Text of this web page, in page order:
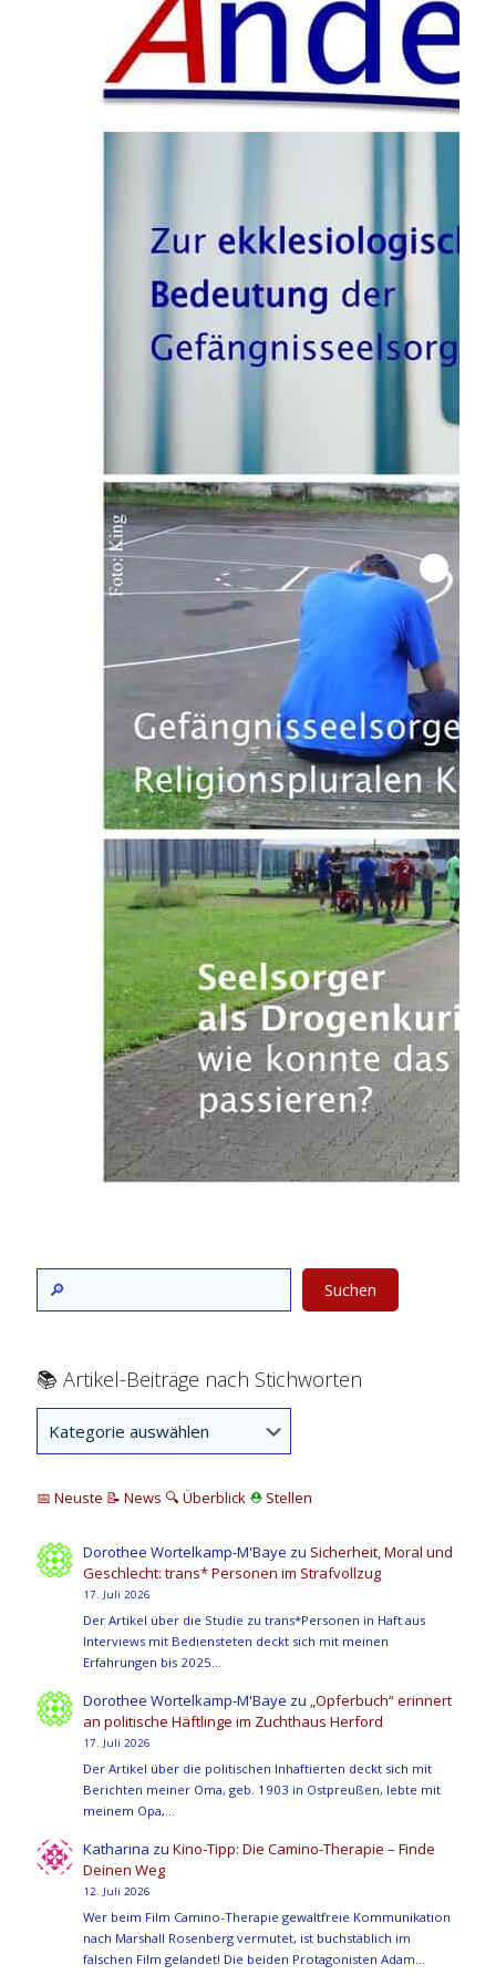
Suchen
📚 Artikel-Beiträge nach Stichworten
📅 Neuste 📝 News 🔍 Überblick ⛑ Stellen
Dorothee Wortelkamp-M'Baye zu Sicherheit, Moral und
Geschlecht: trans* Personen im Strafvollzug
17. Juli 2026
Der Artikel über die Studie zu trans*Personen in Haft aus
Interviews mit Bediensteten deckt sich mit meinen
Erfahrungen bis 2025…
Dorothee Wortelkamp-M'Baye zu „Opferbuch“ erinnert
an politische Häftlinge im Zuchthaus Herford
17. Juli 2026
Der Artikel über die politischen Inhaftierten deckt sich mit
Berichten meiner Oma, geb. 1903 in Ostpreußen, lebte mit
meinem Opa,…
Katharina zuKino-Tipp: Die Camino-Therapie – Finde
Deinen Weg
12. Juli 2026
Wer beim Film Camino-Therapie gewaltfreie Kommunikation
nach Marshall Rosenberg vermutet, ist buchstäblich im
falschen Film gelandet! Die beiden Protagonisten Adam…